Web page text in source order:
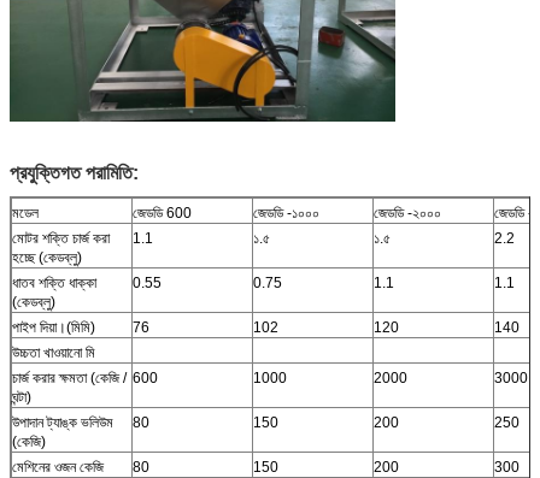
প্রযুক্তিগত পরামিতি:
মডেল জেডডি 600 জেডডি -১০০০ জেডডি -২০০০
জেডডি
মোটর শক্তি চার্জ করা
হচ্ছে (কেডব্লু)
1.1 ১.৫ ১.৫ 2.2
ধাতব শক্তি ধাক্কা
(কেডব্লু)
0.55 0.75 1.1 1.1
পাইপ দিয়া।(মিমি) 76 102 120
140
উচ্চতা খাওয়ানো মি
চার্জ করার ক্ষমতা (কেজি /
ঘন্টা)
600 1000 2000 3000
উপাদান ট্যাঙ্ক ভলিউম
(কেজি)
80 150 200 250
মেশিনের ওজন কেজি 80 150 200 300